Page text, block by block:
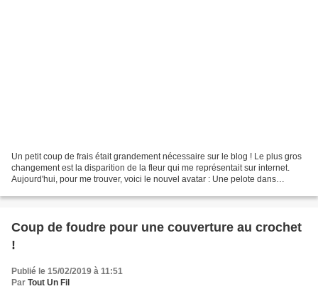
Un petit coup de frais était grandement nécessaire sur le blog ! Le plus gros
changement est la disparition de la fleur qui me représentait sur internet.
Aujourd'hui, pour me trouver, voici le nouvel avatar : Une pelote dans
Coup de foudre pour une couverture au crochet
!
Publié le 15/02/2019 à 11:51
Par Tout Un Fil